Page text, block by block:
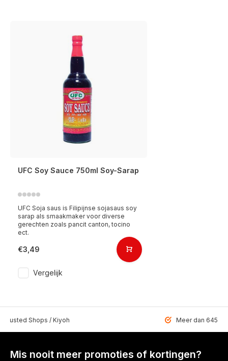
UFC Soy Sauce 750ml Soy-Sarap
UFC Soja saus is Filipijnse sojasaus soy
sarap als smaakmaker voor diverse
gerechten zoals pancit canton, tocino
ect.
€3,49
Vergelijk
Shops / Kiyoh Meer dan 6459
Mis nooit meer promoties of kortingen?